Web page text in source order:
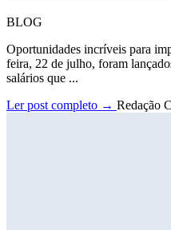
BLOG
Oportunidades incríveis para
feira, 22 de julho, foram
salários que ...
Ler post completo → Redação